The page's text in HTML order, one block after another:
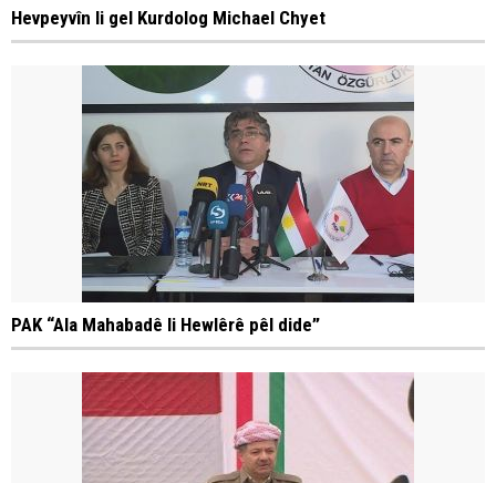
Hevpeyvîn li gel Kurdolog Michael Chyet
PAK “Ala Mahabadê li Hewlêrê pêl dide”